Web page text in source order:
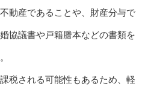
動産であることや、財産分与で
協議書や戸籍謄本などの書類を
税される可能性もあるため、軽